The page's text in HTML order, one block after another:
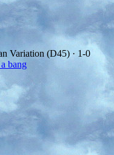
Variation (D45) · 1-0
bang